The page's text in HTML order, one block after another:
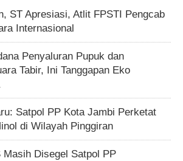
ST Apresiasi, Atlit FPSTI Pengcab
Internasional
Penyaluran Pupuk dan
Tabir, Ini Tanggapan Eko
Satpol PP Kota Jambi Perketat
di Wilayah Pinggiran
Masih Disegel Satpol PP